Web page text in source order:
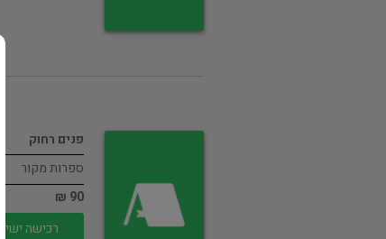
פנים רחוק
ספרות מקור
90 ₪
רכישה ישירה